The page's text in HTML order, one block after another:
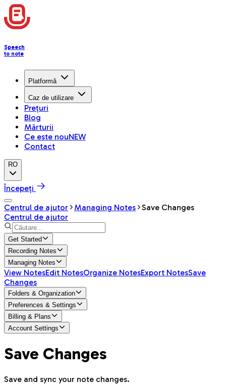
Speech
to note
Platformă
Caz de utilizare
Prețuri
Blog
Mărturii
Ce este nouNEW
Contact
RO
Începeți
Centrul de ajutor
Managing Notes
Save Changes
Centrul de ajutor
Get Started
Recording Notes
Managing Notes
View NotesEdit NotesOrganize NotesExport NotesSave
Changes
Folders & Organization
Preferences & Settings
Billing & Plans
Account Settings
Save Changes
Save and sync your note changes.